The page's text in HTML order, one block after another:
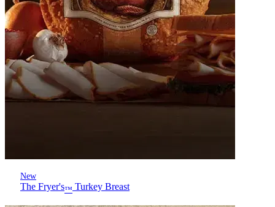
New
The Fryer's™ Turkey Breast